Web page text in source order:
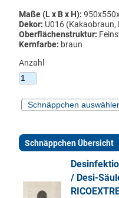
Impressum
Maße (L x B x H):
Dekor: U016 (Kakaobraun,
Oberflächenstruktur:
Kernfarbe: braun
Anzahl
Schnäppchen Übersicht
/ Desi-